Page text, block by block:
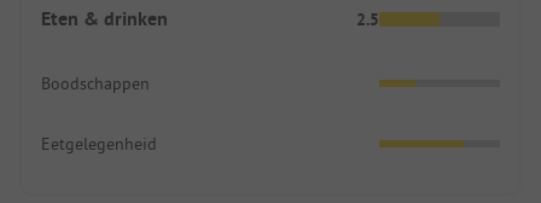
Eten & drinken 2.5
Boodschappen
Eetgelegenheid